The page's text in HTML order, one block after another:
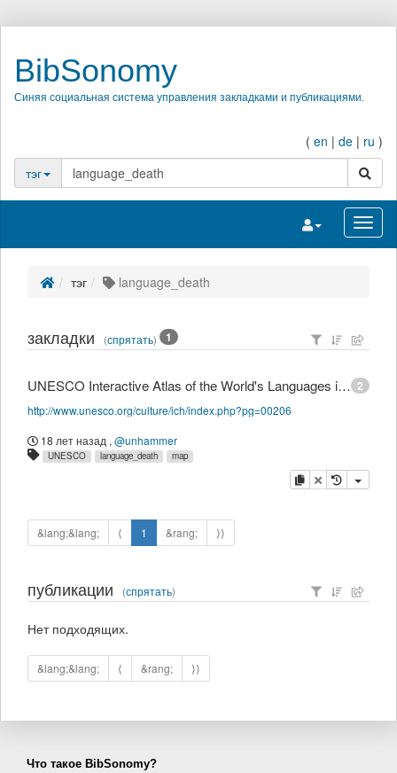
BibSonomy
Синяя социальная система управления закладками и публикациями.
( en | de | ru )
тэг
поиск
Переключить
тэг language_death
закладки (спрятать) 1
2
UNESCO Interactive Atlas of the World's Languages in Danger
http://www.unesco.org/culture/ich/index.php?pg=00206
18 лет назад , @unhammer
UNESCO language_death map
копировать
удалить
&lang;&lang; ⟨ 1 &rang; ⟩⟩
публикации (спрятать)
Нет подходящих.
&lang;&lang; ⟨ &rang; ⟩⟩
Что такое BibSonomy?